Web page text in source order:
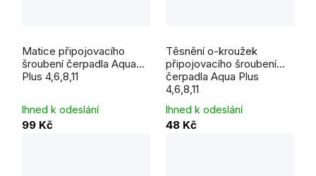
Matice připojovacího
šroubení čerpadla Aqua
Plus 4,6,8,11
Ihned k odeslání
99 Kč
Těsnění o-kroužek
připojovacího šroubení
čerpadla Aqua Plus
4,6,8,11
Ihned k odeslání
48 Kč